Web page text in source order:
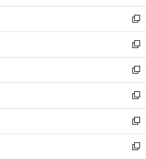
開
く
ウ
で
開
く
ン
ド
ウ
で
開
く
ウ
ィ
ン
ド
ウ
で
開
く
新
し
い
ウ
ィ
ン
ド
ウ
で
開
く
新
し
い
ウ
ィ
ン
ド
ウ
で
新
し
い
ウ
ィ
ン
ド
新
し
い
ウ
ィ
新
し
い
新